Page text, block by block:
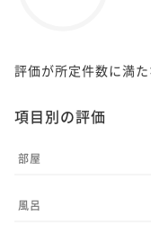
評価が所定件数に満
項目別の評価
部屋
風呂